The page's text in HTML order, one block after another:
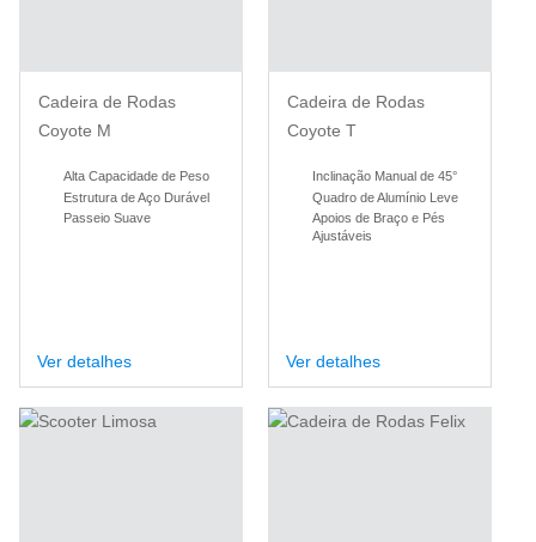
Cadeira de Rodas
Coyote M
Alta Capacidade de Peso
Estrutura de Aço Durável
Passeio Suave
Ver detalhes
Cadeira de Rodas
Coyote T
Inclinação Manual de 45°
Quadro de Alumínio Leve
Apoios de Braço e Pés
Ajustáveis
Ver detalhes